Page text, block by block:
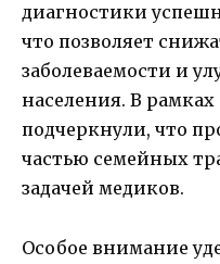
диагностики
что позволяет
заболеваемости и
населения. В
подчеркнули, что
частью семейных
задачей медиков.
Особое внимание